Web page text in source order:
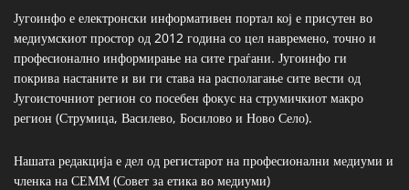
Југоинфо е електронски информативен портал кој е присутен во
медиумскиот простор од 2012 година со цел навремено, точно и
професионално информирање на сите граѓани. Југоинфо ги
покрива настаните и ви ги става на располагање сите вести од
Југоисточниот регион со посебен фокус на струмичкиот макро
регион (Струмица, Василево, Босилово и Ново Село).
Нашата редакција е дел од регистарот на професионални медиуми и
членка на СЕММ (Совет за етика во медиуми)